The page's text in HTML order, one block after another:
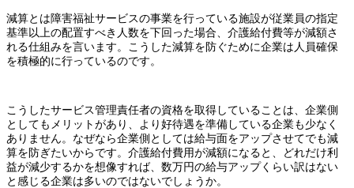
減算とは障害福祉サービスの事業を行っている施設が従業員の指定
基準以上の配置すべき人数を下回った場合、介護給付費等が減額さ
れる仕組みを言います。こうした減算を防ぐために企業は人員確保
を積極的に行っているのです。
こうしたサービス管理責任者の資格を取得していることは、企業側
としてもメリットがあり、より好待遇を準備している企業も少なく
ありません。なぜなら企業側としては給与面をアップさせてでも減
算を防ぎたいからです。介護給付費用が減額になると、どれだけ利
益が減少するかを想像すれば、数万円の給与アップくらい訳はない
と感じる企業は多いのではないでしょうか。